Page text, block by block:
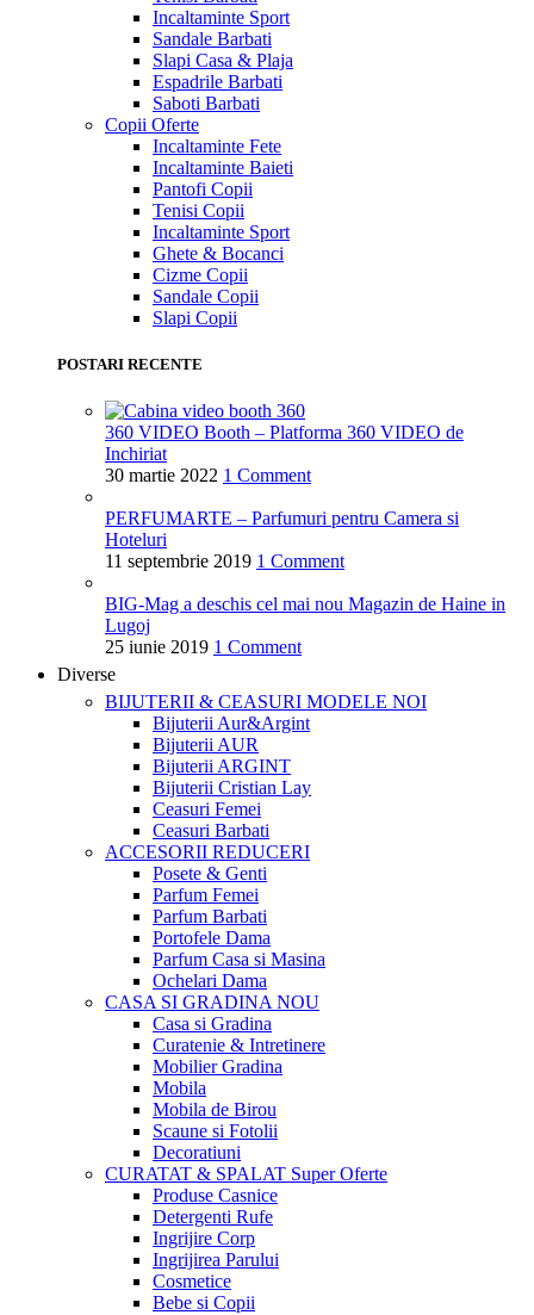
Incaltaminte Sport
Sandale Barbati
Slapi Casa & Plaja
Espadrile Barbati
Saboti Barbati
Copii Oferte
Incaltaminte Fete
Incaltaminte Baieti
Pantofi Copii
Tenisi Copii
Incaltaminte Sport
Ghete & Bocanci
Cizme Copii
Sandale Copii
Slapi Copii
POSTARI RECENTE
360 VIDEO Booth – Platforma 360 VIDEO de
Inchiriat
30 martie 2022 1 Comment
PERFUMARTE – Parfumuri pentru Camera si
Hoteluri
11 septembrie 2019 1 Comment
BIG-Mag a deschis cel mai nou Magazin de Haine in
Lugoj
25 iunie 2019 1 Comment
Diverse
BIJUTERII & CEASURI MODELE NOI
Bijuterii Aur&Argint
Bijuterii AUR
Bijuterii ARGINT
Bijuterii Cristian Lay
Ceasuri Femei
Ceasuri Barbati
ACCESORII REDUCERI
Posete & Genti
Parfum Femei
Parfum Barbati
Portofele Dama
Parfum Casa si Masina
Ochelari Dama
CASA SI GRADINANOU
Casa si Gradina
Curatenie & Intretinere
Mobilier Gradina
Mobila
Mobila de Birou
Scaune si Fotolii
Decoratiuni
CURATAT & SPALAT Super Oferte
Produse Casnice
Detergenti Rufe
Ingrijire Corp
Ingrijirea Parului
Cosmetice
Bebe si Copii